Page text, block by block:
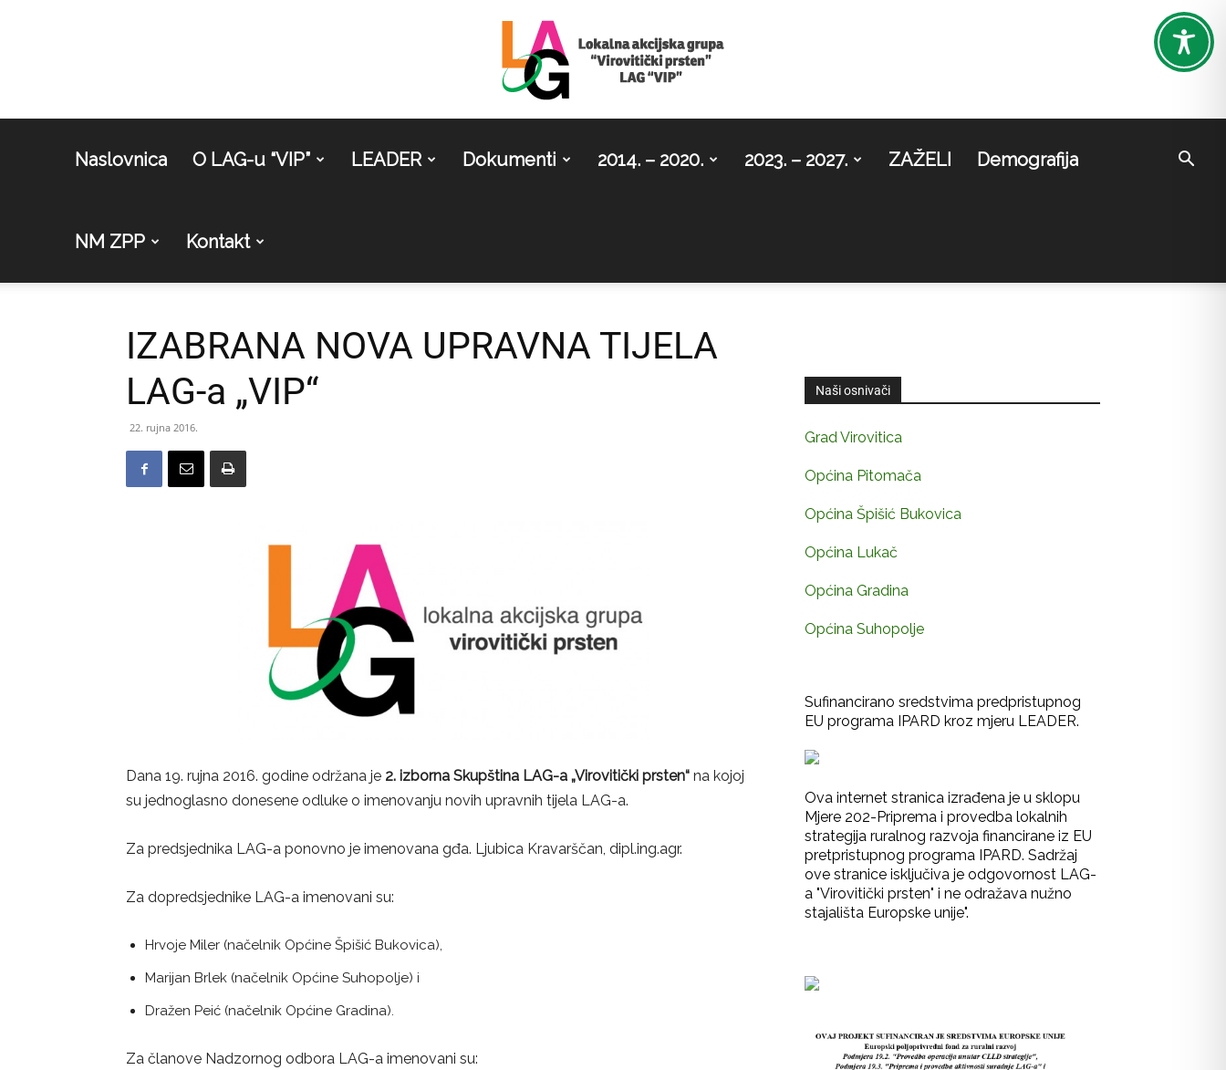
LAG
Naslovnica O LAG-u “VIP” LEADER Dokumenti 2014. – 2020. 2023. – 2027. ZAŽELI Demografija
NM ZPP Kontakt
IZABRANA NOVA UPRAVNA TIJELA
LAG-a „VIP“
22. rujna 2016.
Dana 19. rujna 2016. godine održana je 2. izborna Skupština LAG-a „Virovitički prsten“ na kojoj
su jednoglasno donesene odluke o imenovanju novih upravnih tijela LAG-a.
Za predsjednika LAG-a ponovno je imenovana gđa. Ljubica Kravarščan, dipl.ing.agr.
Za dopredsjednike LAG-a imenovani su:
Hrvoje Miler (načelnik Općine Špišić Bukovica),
Marijan Brlek (načelnik Općine Suhopolje) i
Dražen Peić (načelnik Općine Gradina).
Za članove Nadzornog odbora LAG-a imenovani su:
Naši osnivači
Grad Virovitica
Općina Pitomača
Općina Špišić Bukovica
Općina Lukač
Općina Gradina
Općina Suhopolje
Sufinancirano sredstvima predpristupnog
EU programa IPARD kroz mjeru LEADER.
Ova internet stranica izrađena je u sklopu
Mjere 202-Priprema i provedba lokalnih
strategija ruralnog razvoja financirane iz EU
pretpristupnog programa IPARD. Sadržaj
ove stranice isključiva je odgovornost LAG-
a "Virovitički prsten" i ne odražava nužno
stajališta Europske unije".